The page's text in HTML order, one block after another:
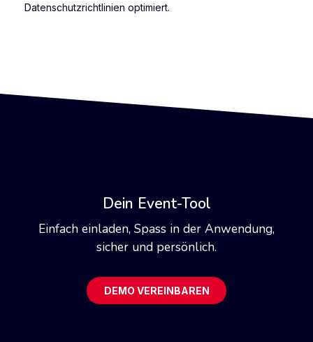
Datenschutzrichtlinien optimiert.
Dein Event-Tool
Einfach einladen, Spass in der Anwendung,
sicher und persönlich.
DEMO VEREINBAREN